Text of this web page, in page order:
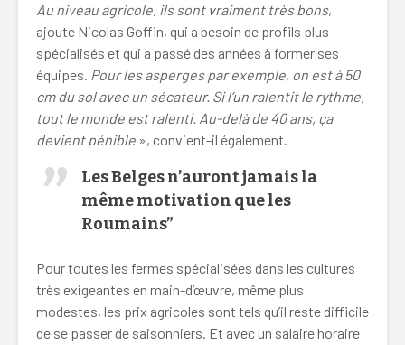
Au niveau agricole, ils sont vraiment très bons,
ajoute Nicolas Goffin, qui a besoin de profils plus
spécialisés et qui a passé des années à former ses
équipes. Pour les asperges par exemple, on est à 50
cm du sol avec un sécateur. Si l’un ralentit le rythme,
tout le monde est ralenti. Au-delà de 40 ans, ça
devient pénible », convient-il également.
Les Belges n’auront jamais la
même motivation que les
Roumains”
Pour toutes les fermes spécialisées dans les cultures
très exigeantes en main-d’œuvre, même plus
modestes, les prix agricoles sont tels qu’il reste difficile
de se passer de saisonniers. Et avec un salaire horaire